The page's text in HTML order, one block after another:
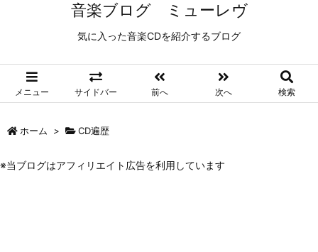
音楽ブログ ミューレヴ
気に入った音楽CDを紹介するブログ
メニュー サイドバー 前へ 次へ 検索
ホーム > CD遍歴
※当ブログはアフィリエイト広告を利用しています